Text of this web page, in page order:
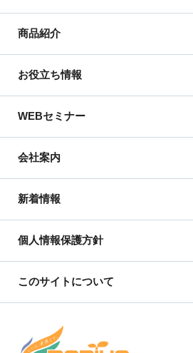
商品紹介
お役立ち情報
WEBセミナー
会社案内
新着情報
個人情報保護方針
このサイトについて